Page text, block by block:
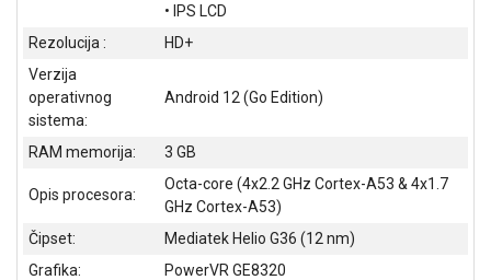
KANCELARIJSKI
MATERIJAL
SVE
ZA
PRIBOR
• IPS LCD
Rezolucija :
HD+
Verzija
operativnog
sistema:
Android 12 (Go Edition)
RAM memorija: 3 GB
Opis procesora:
Octa-core (4x2.2 GHz Cortex-A53 & 4x1.7
GHz Cortex-A53)
Čipset:
Mediatek Helio G36 (12 nm)
Grafika:
PowerVR GE8320